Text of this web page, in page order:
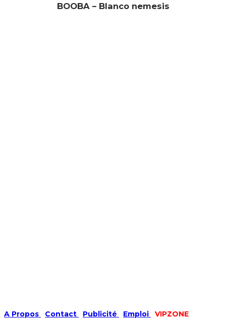
BOOBA – Blanco nemesis
A Propos Contact Publicité Emploi
VIPZONE